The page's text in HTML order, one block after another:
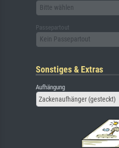
Bitte wählen
Passepartout
Kein Passepartout
Sonstiges & Extras
Aufhängung
Zackenaufhänger (gesteckt)